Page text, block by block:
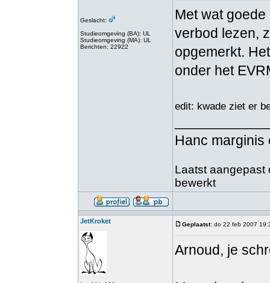
Geslacht:
Studieomgeving (BA): UL
Studieomgeving (MA): UL
Berichten: 22922
Met wat
verbod lezen,
opgemerkt.
onder het
edit: kwade ziet er
Hanc marginis
Laatst aangepast
bewerkt
JetKroket Geplaatst: do 22 feb 2007
Arnoud, je